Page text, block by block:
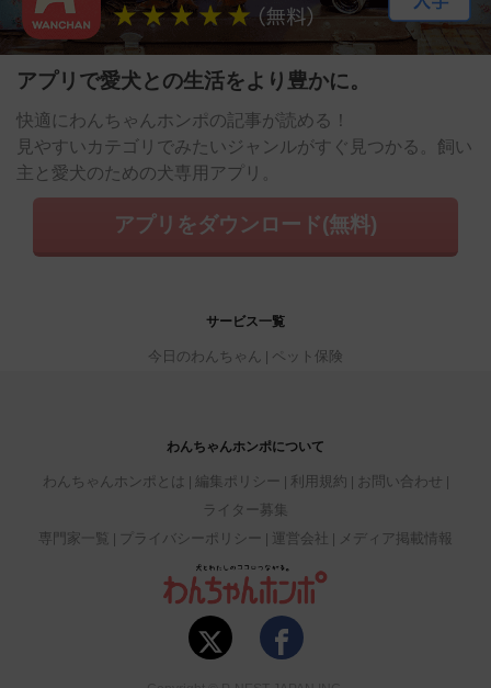
アプリで愛犬との生活をより豊かに。
快適にわんちゃんホンポの記事が読める！
見やすいカテゴリでみたいジャンルがすぐ見つかる。飼い
主と愛犬のための犬専用アプリ。
アプリをダウンロード(無料)
サービス一覧
今日のわんちゃん ペット保険
わんちゃんホンポについて
わんちゃんホンポとは 編集ポリシー 利用規約
お問い合わせ
ライター募集
専門家一覧
プライバシーポリシー 運営会社 メディア掲載情報